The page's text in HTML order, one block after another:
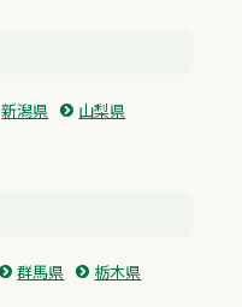
新潟県
山梨県
群馬県
栃木県